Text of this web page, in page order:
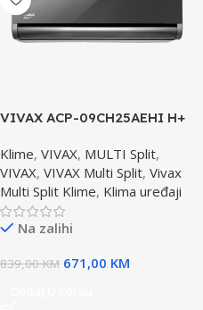
VIVAX ACP-09CH25AEHI H+
Unutrašnja Jedinica
Klime, VIVAX, MULTI Split,
VIVAX, VIVAX Multi Split, Vivax
Multi Split Klime, Klima uređaji
Na zalihi
839,00KM 671,00 KM